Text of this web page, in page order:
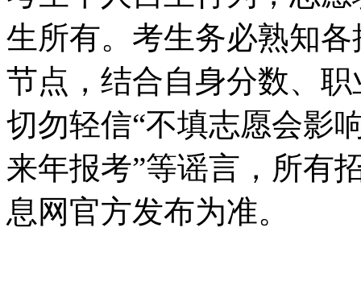
生所有。考生务必熟知
节点，结合自身分数、
切勿轻信“不填志愿会影
来年报考”等谣言，所有
息网官方发布为准。